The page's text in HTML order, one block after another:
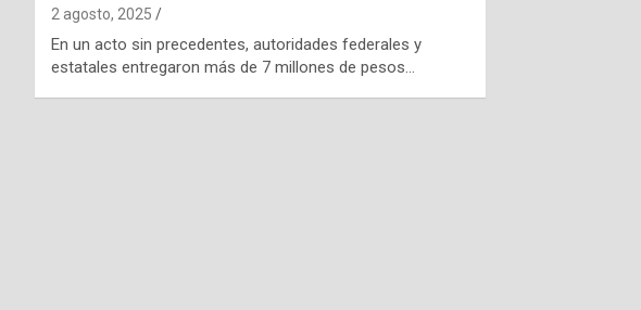
2 agosto, 2025
En un acto sin precedentes, autoridades federales y
estatales entregaron más de 7 millones de pesos…